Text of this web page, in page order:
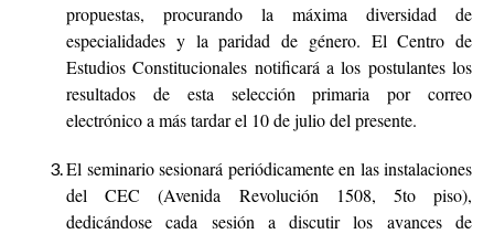
propuestas, procurando la máxima diversidad de
especialidades y la paridad de género. El Centro de
Estudios Constitucionales notificará a los postulantes los
resultados de esta selección primaria por correo
electrónico a más tardar el 10 de julio del presente.
El seminario sesionará periódicamente en las instalaciones
del CEC (Avenida Revolución 1508, 5to piso),
dedicándose cada sesión a discutir los avances de